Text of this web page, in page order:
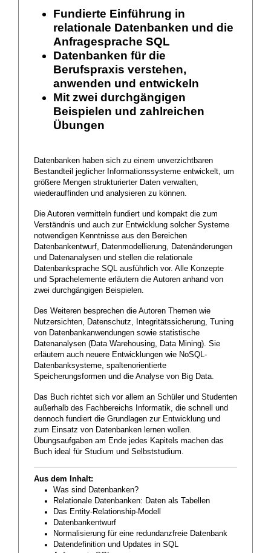
Fundierte Einführung in
relationale Datenbanken und die
Anfragesprache SQL
Datenbanken für die
Berufspraxis verstehen,
anwenden und entwickeln
Mit zwei durchgängigen
Beispielen und zahlreichen
Übungen
Datenbanken haben sich zu einem unverzichtbaren
Bestandteil jeglicher Informationssysteme entwickelt, um
größere Mengen strukturierter Daten verwalten,
wiederauffinden und analysieren zu können.
Die Autoren vermitteln fundiert und kompakt die zum
Verständnis und auch zur Entwicklung solcher Systeme
notwendigen Kenntnisse aus den Bereichen
Datenbankentwurf, Datenmodellierung, Datenänderungen
und Datenanalysen und stellen die relationale
Datenbanksprache SQL ausführlich vor. Alle Konzepte
und Sprachelemente erläutern die Autoren anhand von
zwei durchgängigen Beispielen.
Des Weiteren besprechen die Autoren Themen wie
Nutzersichten, Datenschutz, Integritätssicherung, Tuning
von Datenbankanwendungen sowie statistische
Datenanalysen (Data Warehousing, Data Mining). Sie
erläutern auch neuere Entwicklungen wie NoSQL-
Datenbanksysteme, spaltenorientierte
Speicherungsformen und die Analyse von Big Data.
Das Buch richtet sich vor allem an Schüler und Studenten
außerhalb des Fachbereichs Informatik, die schnell und
dennoch fundiert die Grundlagen zur Entwicklung und
zum Einsatz von Datenbanken lernen wollen.
Übungsaufgaben am Ende jedes Kapitels machen das
Buch ideal für Studium und Selbststudium.
Aus dem Inhalt:
Was sind Datenbanken?
Relationale Datenbanken: Daten als Tabellen
Das Entity-Relationship-Modell
Datenbankentwurf
Normalisierung für eine redundanzfreie Datenbank
Datendefinition und Updates in SQL